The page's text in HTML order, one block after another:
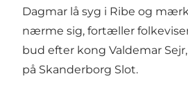
Dagmar lå syg i Ribe og
nærme sig, fortæller
bud efter kong Valdemar
på Skanderborg Slot.